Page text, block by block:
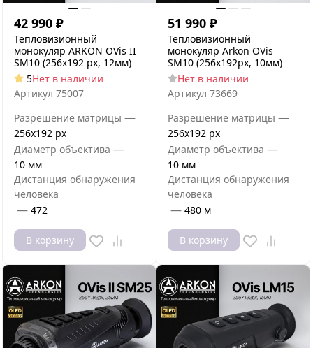
42 990 ₽
Тепловизионный
монокуляр ARKON OVis II
SM10 (256х192 рх, 12мм)
5Нет в наличии
Артикул 75007
Разрешение матрицы —
256x192 px
Диаметр объектива —
10 мм
Дистанция обнаружения
человека
— 472
В корзину
51 990 ₽
Тепловизионный
монокуляр Arkon OVis
SM10 (256x192px, 10мм)
Нет в наличии
Артикул 73669
Разрешение матрицы —
256x192 px
Диаметр объектива —
10 мм
Дистанция обнаружения
человека
— 480 м
В корзину